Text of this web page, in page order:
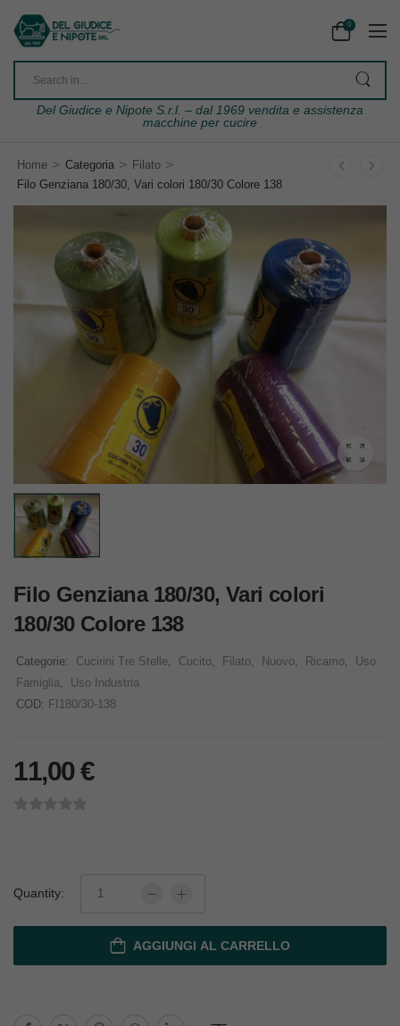
0
Del Giudice e Nipote S.r.l. – dal 1969 vendita e assistenza
macchine per cucire
Home > Categoria > Filato >
Filo Genziana 180/30, Vari colori 180/30 Colore 138
Filo Genziana 180/30, Vari colori
180/30 Colore 138
Categorie: Cucirini Tre Stelle Cucito Filato Nuovo Ricamo
Uso
Famiglia
Uso Industria
COD: FI180/30-138
11,00€
Quantity:
AGGIUNGI AL CARRELLO